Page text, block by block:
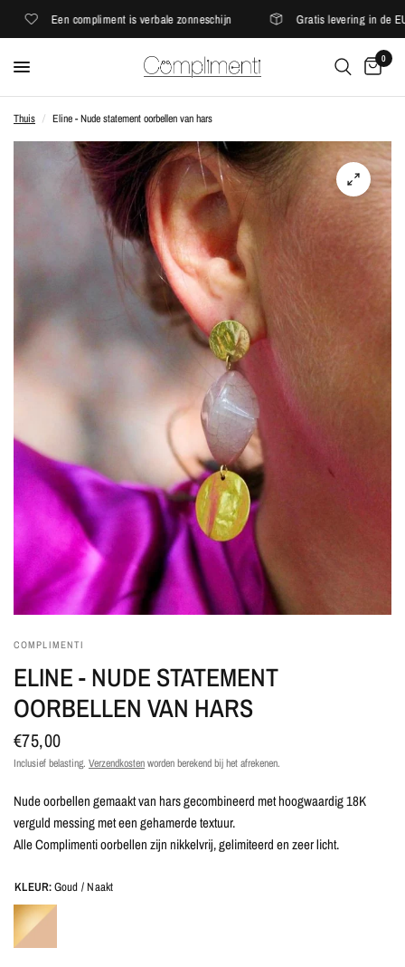
Een compliment is verbale zonneschijn Gratis levering in de EU
0
Thuis / Eline - Nude statement oorbellen van hars
COMPLIMENTI
ELINE - NUDE STATEMENT
OORBELLEN VAN HARS
€75,00
Inclusief belasting. Verzendkostenworden berekend bij het afrekenen.
Nude oorbellen gemaakt van hars gecombineerd met hoogwaardig 18K
verguld messing met een gehamerde textuur.
Alle Complimenti oorbellen zijn nikkelvrij, gelimiteerd en zeer licht.
KLEUR:Goud / Naakt